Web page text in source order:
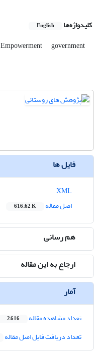
کلیدواژه‌ها English
Empowerment government
فایل ها
اصل مقاله
616.62 K
هم رسانی
ارجاع به این مقاله
آمار
تعداد مشاهده مقاله 2,616
تعداد دریافت فایل اصل مقاله